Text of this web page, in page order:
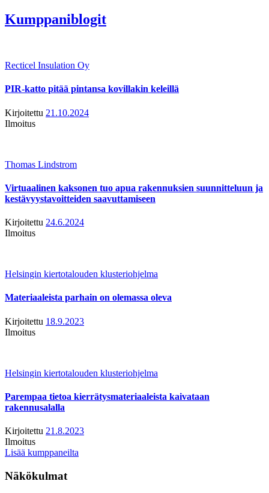
Kumppaniblogit
Recticel Insulation Oy
PIR-katto pitää pintansa kovillakin keleillä
Kirjoitettu 21.10.2024
Ilmoitus
Thomas Lindstrom
Virtuaalinen kaksonen tuo apua rakennuksien suunnitteluun ja
kestävyystavoitteiden saavuttamiseen
Kirjoitettu 24.6.2024
Ilmoitus
Helsingin kiertotalouden klusteriohjelma
Materiaaleista parhain on olemassa oleva
Kirjoitettu 18.9.2023
Ilmoitus
Helsingin kiertotalouden klusteriohjelma
Parempaa tietoa kierrätysmateriaaleista kaivataan
rakennusalalla
Kirjoitettu 21.8.2023
Ilmoitus
Lisää kumppaneilta
Näkökulmat